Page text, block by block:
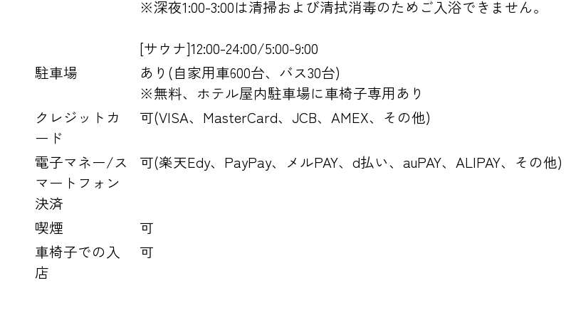
※深夜1:00-3:00は清掃および清拭消毒のためご入浴できません。
[サウナ]12:00-24:00/5:00-9:00
駐車場
あり(自家用車600台、バス30台)
※無料、ホテル屋内駐車場に車椅子専用あり
クレジットカ
ード
可(VISA、MasterCard、JCB、AMEX、その他)
電子マネー/ス
マートフォン
決済
可(楽天Edy、PayPay、メルPAY、d払い、auPAY、ALIPAY、その他)
喫煙
可
車椅子での入
店
可